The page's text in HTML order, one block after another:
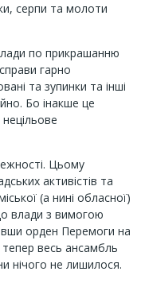
серпи та молоти
по прикрашанню
гарно
та зупинки та інші
Бо інакше це
Цьому
активістів та
(а нині обласної)
влади з вимогою
орден Перемоги на
тепер весь ансамбль
нічого не лишилося.